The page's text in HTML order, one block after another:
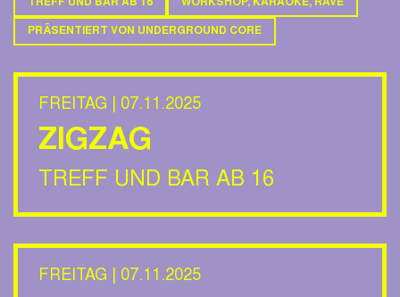
TREFF UND BAR AB 16 WORKSHOP, KARAOKE, RAVE
PRÄSENTIERT VON UNDERGROUND CORE
FREITAG | 07.11.2025
ZIGZAG
TREFF UND BAR AB 16
FREITAG | 07.11.2025